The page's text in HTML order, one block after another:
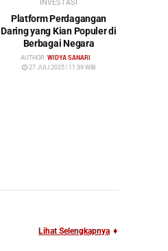
INVESTASI
Platform Perdagangan
Daring yang Kian Populer di
Berbagai Negara
AUTHOR: WIDYA SANARI
27 JULI 2025 | 11:39 WIB
Lihat Selengkapnya ➧